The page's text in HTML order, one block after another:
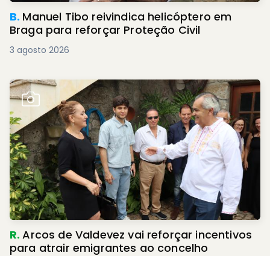
B. Manuel Tibo reivindica helicóptero em
Braga para reforçar Proteção Civil
3 agosto 2026
R.Arcos de Valdevez vai reforçar incentivos
para atrair emigrantes ao concelho